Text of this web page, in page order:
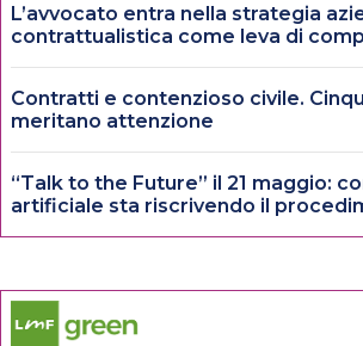
L’avvocato entra nella strategia
contrattualistica come leva di
Contratti e contenzioso civile.
meritano attenzione
“Talk to the Future” il 21 maggio:
artificiale sta riscrivendo il